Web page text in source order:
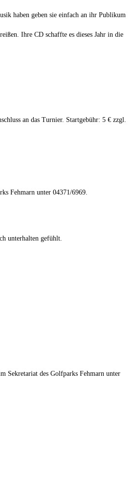
haben geben sie einfach an ihr Publikum
Ihre CD schaffte es dieses Jahr in die
an das Turnier. Startgebühr: 5 € zzgl.
Fehmarn unter 04371/6969.
unterhalten gefühlt.
Sekretariat des Golfparks Fehmarn unter